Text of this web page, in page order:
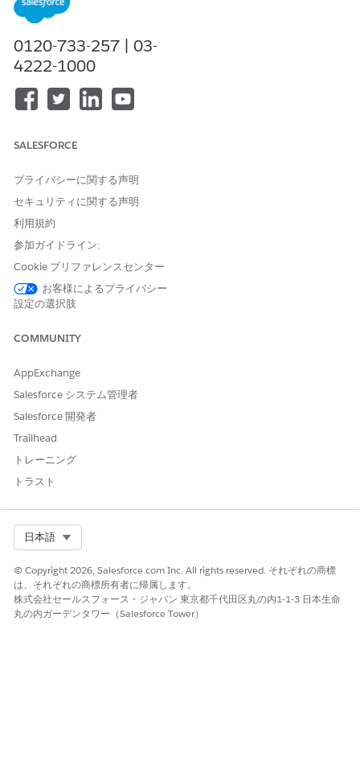
Update Care Benefit Verify Request Status (ケア給付確
認要請状況の更新) フローテンプレート
要請状況をタイムアウトに更新するには、Update Care Benefit
Verify Request Status (ケア給付確認要請状況の更新) フローテン
あります。このフローは、最終更新日から 3 時間以内に
この記事で問題は解決されましたか?
0120-733-257 | 03-
4222-1000
SALESFORCE
プライバシーに関する声明
セキュリティに関する声明
利用規約
参加ガイドライン:
Cookie プリファレンスセンター
お客様によるプライバシー
設定の選択肢
COMMUNITY
AppExchange
Salesforce システム管理者
Salesforce 開発者
Trailhead
トレーニング
トラスト
日本語
© Copyright 2026, Salesforce.com Inc. All rights reserved. それぞれの商標
は、それぞれの商標所有者に帰属します。
株式会社セールスフォース・ジャパン 東京都千代田区丸の内1-1-3 日本生命
丸の内ガーデンタワー（Salesforce Tower）